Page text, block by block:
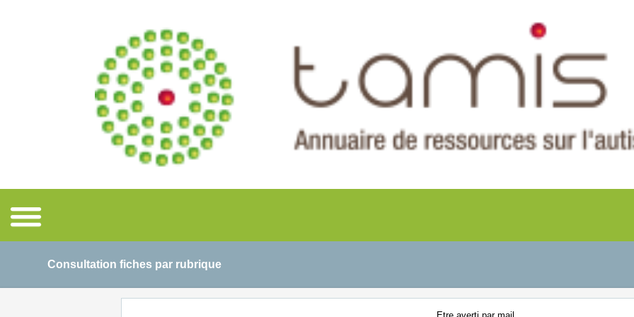
Consultation fiches par rubrique